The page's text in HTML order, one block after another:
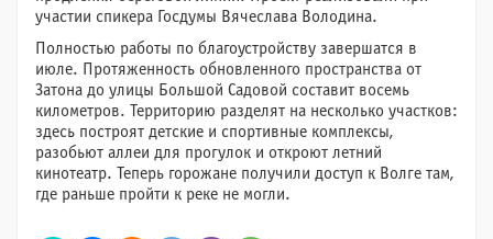
участии спикера Госдумы Вячеслава Володина.
Полностью работы по благоустройству завершатся в
июле. Протяженность обновленного пространства от
Затона до улицы Большой Садовой составит восемь
километров. Территорию разделят на несколько участков:
здесь построят детские и спортивные комплексы,
разобьют аллеи для прогулок и откроют летний
кинотеатр. Теперь горожане получили доступ к Волге там,
где раньше пройти к реке не могли.